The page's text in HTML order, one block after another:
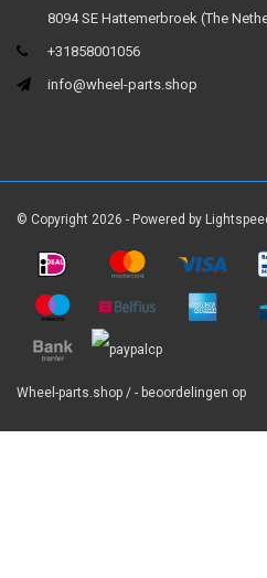
8094 SE Hattemerbroek (The
+31858001056
info@wheel-parts.shop
© Copyright 2026 - Powered by
Wheel-parts.shop / - beoordelingen op